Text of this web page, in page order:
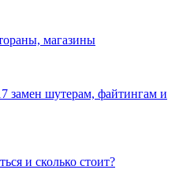
магазины
замен шутерам, файтингам и
и сколько стоит?